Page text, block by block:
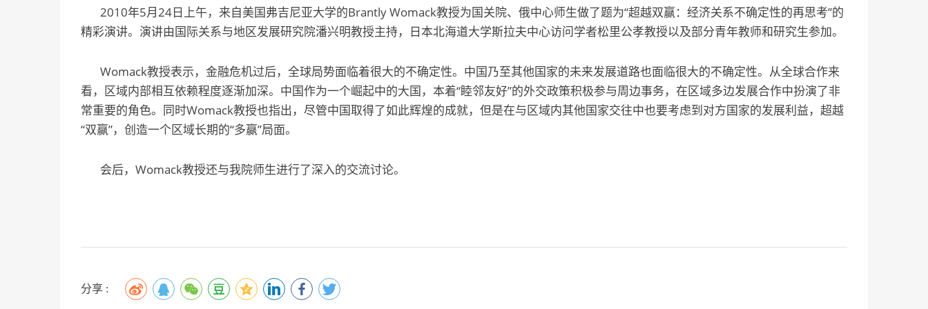
2010年5月24日上午，来自美国弗吉尼亚大学的Brantly Womack教授为国关院、俄中心师生做了题为“超越双赢：经济关系不确定性的再思考”的
精彩演讲。演讲由国际关系与地区发展研究院潘兴明教授主持，日本北海道大学斯拉夫中心访问学者松里公孝教授以及部分青年教师和研究生参加。
Womack教授表示，金融危机过后，全球局势面临着很大的不确定性。中国乃至其他国家的未来发展道路也面临很大的不确定性。从全球合作来
看，区域内部相互依赖程度逐渐加深。中国作为一个崛起中的大国，本着“睦邻友好”的外交政策积极参与周边事务，在区域多边发展合作中扮演了非
常重要的角色。同时Womack教授也指出，尽管中国取得了如此辉煌的成就，但是在与区域内其他国家交往中也要考虑到对方国家的发展利益，超越
“双赢”，创造一个区域长期的“多赢”局面。
会后，Womack教授还与我院师生进行了深入的交流讨论。
分享 :